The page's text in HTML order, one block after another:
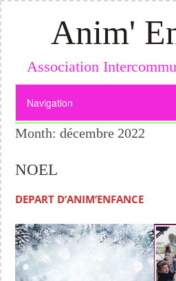
Anim'
Association
Month: décembre 2022
NOEL
DEPART D’ANIM’ENFANCE